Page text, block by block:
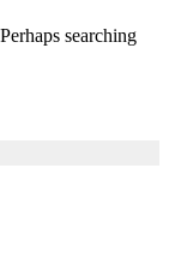
searching